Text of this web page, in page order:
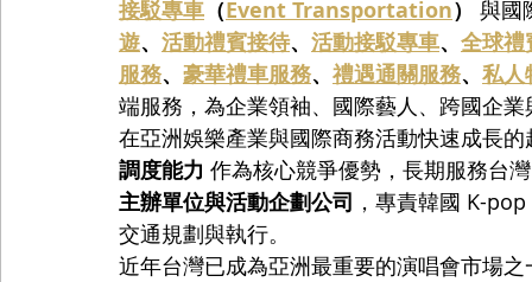
接駁專車 （Event Transportation） 與國
遊、 活動禮賓接待、 活動接駁專車、 全球禮
服務、 豪華禮車服務、 禮遇通關服務、 私人
端服務，為企業領袖、國際藝人、跨國企
在亞洲娛樂產業與國際商務活動快速成長
調度能力 作為核心競爭優勢，長期服務台
主辦單位與活動企劃公司 ，專責韓國 K-
交通規劃與執行。
近年台灣已成為亞洲最重要的演唱會市場